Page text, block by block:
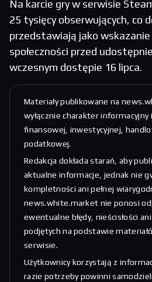
Na karcie gry w serwisie
25 tysięcy obserwujących, co
przedstawiają jako
społeczności przed
wczesnym dostępie 16 lipca.
Materiały publikowane na
wyłącznie charakter
finansowej, inwestycyjnej,
podatkowej.
Redakcja dokłada starań, aby
aktualne informacje, jednak nie
kompletności ani pełnej
news.white.market nie ponosi
ewentualne błędy, nieścisłości
podjętych na podstawie
serwisie.
Użytkownicy korzystają z
razie potrzeby powinni